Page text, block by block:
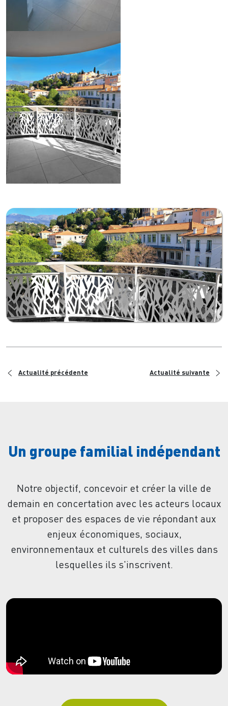
< Actualité précédente >
Actualité suivante
Un groupe familial indépendant
Notre objectif, concevoir et créer la ville de
demain en concertation avec les acteurs locaux
et proposer des espaces de vie répondant aux
enjeux économiques, sociaux,
environnementaux et culturels des villes dans
lesquelles ils s'inscrivent.